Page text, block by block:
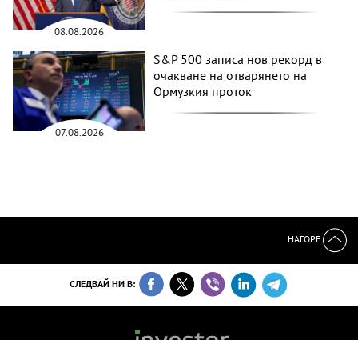
08.08.2026
07.08.2026
S&P 500 записа нов рекорд в
очакване на отварянето на
Ормузкия проток
НАГОРЕ
СЛЕДВАЙ НИ В: